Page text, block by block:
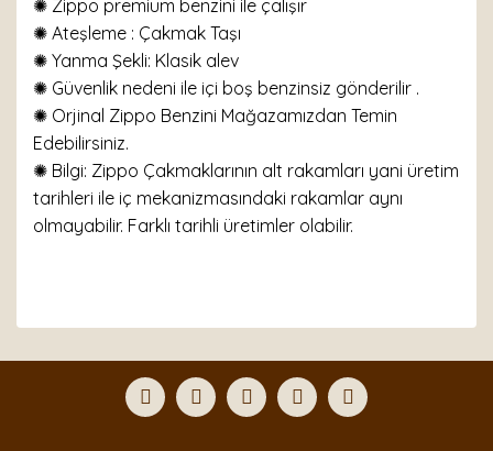
✺ Zippo premium benzini ile çalışır
✺ Ateşleme : Çakmak Taşı
✺ Yanma Şekli: Klasik alev
✺ Güvenlik nedeni ile içi boş benzinsiz gönderilir .
✺ Orjinal Zippo Benzini Mağazamızdan Temin
Edebilirsiniz.
✺ Bilgi: Zippo Çakmaklarının alt rakamları yani üretim
tarihleri ile iç mekanizmasındaki rakamlar aynı
olmayabilir. Farklı tarihli üretimler olabilir.
Yorum Yaz
formunu kullanarak tarafımıza iletebilirsiniz.
Görüş ve önerileriniz için teşekkür ederiz.